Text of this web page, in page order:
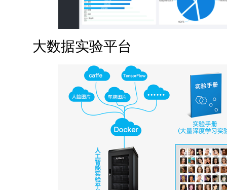
大数据实验平台